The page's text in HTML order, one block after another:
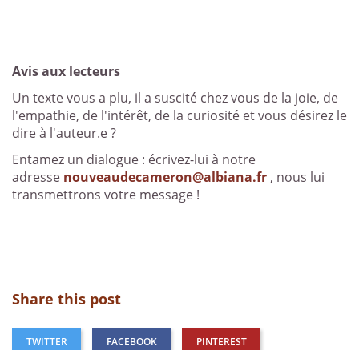
Avis aux lecteurs
Un texte vous a plu, il a suscité chez vous de la joie, de
l'empathie, de l'intérêt, de la curiosité et vous désirez le
dire à l'auteur.e ?
Entamez un dialogue : écrivez-lui à notre
adresse nouveaudecameron@albiana.fr , nous lui
transmettrons votre message !
Share this post
TWITTER FACEBOOK PINTEREST